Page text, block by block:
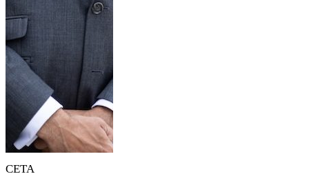
CETA